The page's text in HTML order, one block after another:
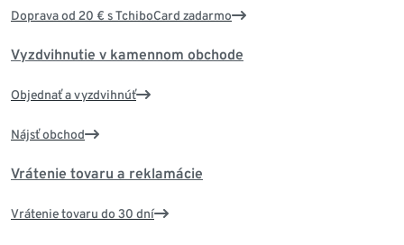
Doprava od 20 € s TchiboCard zadarmo
Vyzdvihnutie v kamennom obchode
Objednať a vyzdvihnúť
Nájsť obchod
Vrátenie tovaru a reklamácie
Vrátenie tovaru do 30 dní